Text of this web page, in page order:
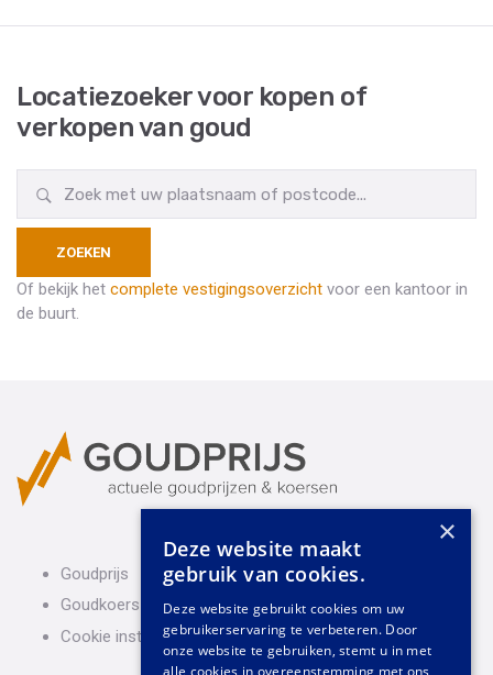
Locatiezoeker voor kopen of
verkopen van goud
Of bekijk het complete vestigingsoverzicht voor een kantoor in
de buurt.
Goudprijs
Goudkoers
Cookie instellingen
×
Deze website maakt
gebruik van cookies.
Deze website gebruikt cookies om uw
gebruikerservaring te verbeteren. Door
onze website te gebruiken, stemt u in met
alle cookies in overeenstemming met ons